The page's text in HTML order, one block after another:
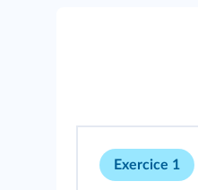
Exercice 1